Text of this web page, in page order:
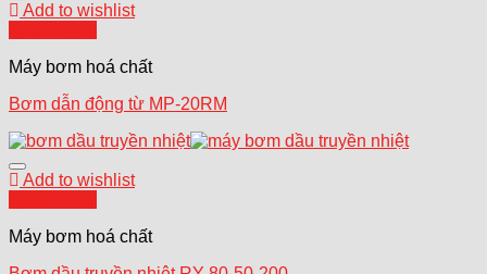
Add to wishlist
Máy bơm hoá chất
Bơm dẫn động từ MP-20RM
Add to wishlist
Máy bơm hoá chất